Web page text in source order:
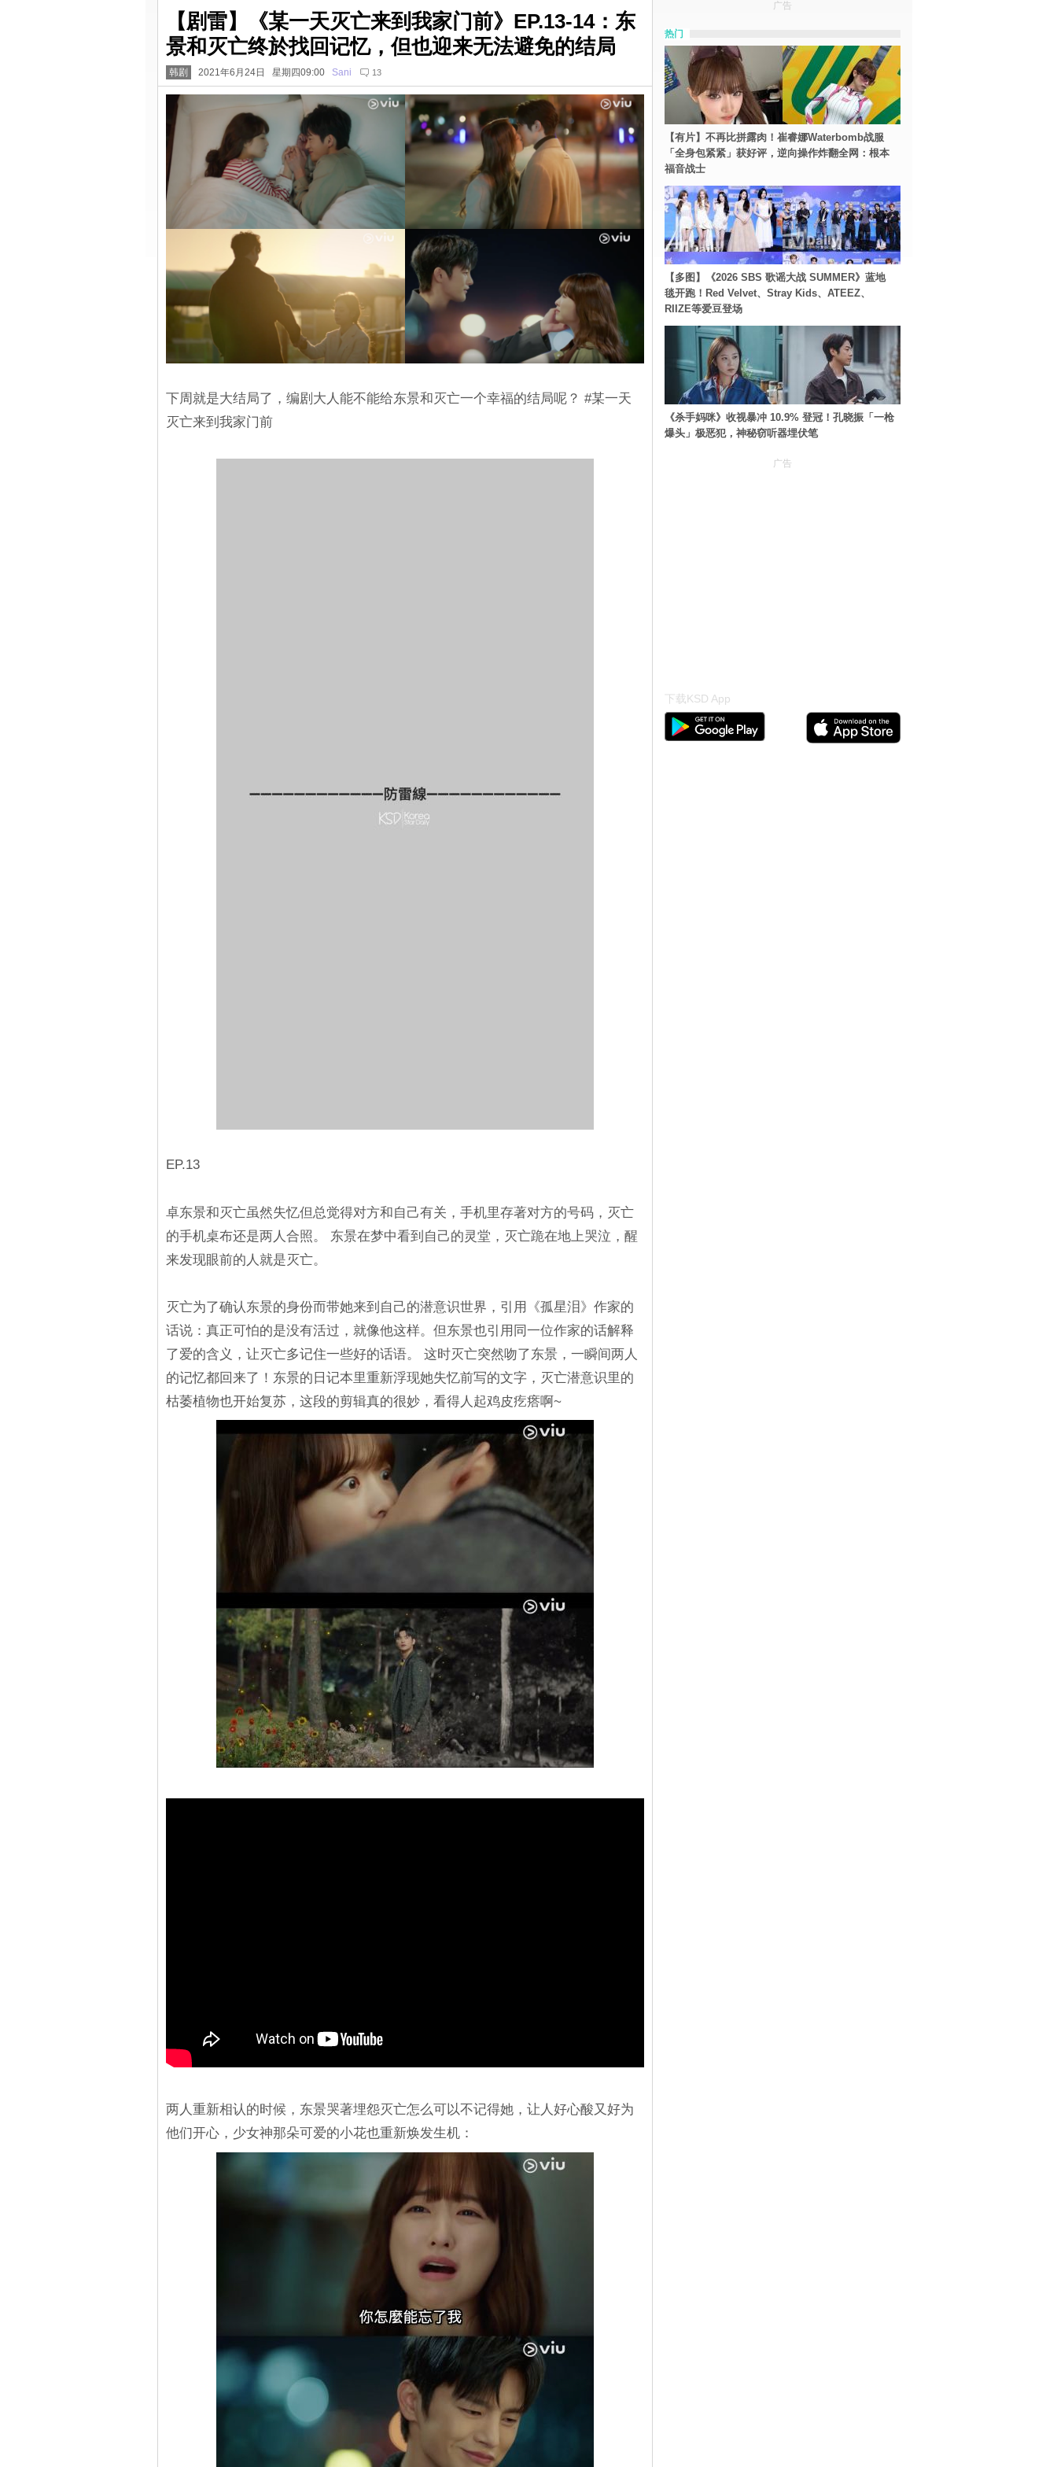
【剧雷】《某一天灭亡来到我家门前》EP.13-14：东
景和灭亡终於找回记忆，但也迎来无法避免的结局
韩剧 2021年6月24日 星期四09:00 Sani 13
下周就是大结局了，编剧大人能不能给东景和灭亡一个幸福的结局呢？ #某一天
灭亡来到我家门前
EP.13
卓东景和灭亡虽然失忆但总觉得对方和自己有关，手机里存著对方的号码，灭亡
的手机桌布还是两人合照。 东景在梦中看到自己的灵堂，灭亡跪在地上哭泣，醒
来发现眼前的人就是灭亡。
灭亡为了确认东景的身份而带她来到自己的潜意识世界，引用《孤星泪》作家的
话说：真正可怕的是没有活过，就像他这样。但东景也引用同一位作家的话解释
了爱的含义，让灭亡多记住一些好的话语。 这时灭亡突然吻了东景，一瞬间两人
的记忆都回来了！东景的日记本里重新浮现她失忆前写的文字，灭亡潜意识里的
枯萎植物也开始复苏，这段的剪辑真的很妙，看得人起鸡皮疙瘩啊~
两人重新相认的时候，东景哭著埋怨灭亡怎么可以不记得她，让人好心酸又好为
他们开心，少女神那朵可爱的小花也重新焕发生机：
广告
热门
【有片】不再比拼露肉！崔睿娜Waterbomb战服
「全身包紧紧」获好评，逆向操作炸翻全网：根本
福音战士
【多图】《2026 SBS 歌谣大战 SUMMER》蓝地
毯开跑！Red Velvet、Stray Kids、ATEEZ、
RIIZE等爱豆登场
《杀手妈咪》收视暴冲 10.9% 登冠！孔晓振「一枪
爆头」极恶犯，神秘窃听器埋伏笔
广告
下载KSD App